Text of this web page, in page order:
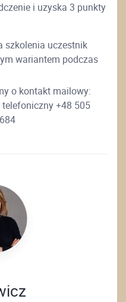
i uzyska 3 punkty
szkolenia uczestnik
wariantem podczas
o kontakt mailowy:
+48 505